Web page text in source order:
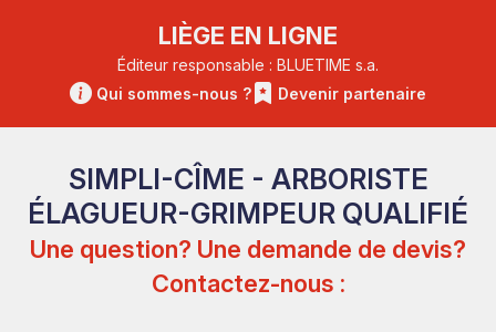
LIÈGE EN LIGNE
Éditeur responsable : BLUETIME s.a.
Qui sommes-nous ?
Devenir partenaire
SIMPLI-CÎME - ARBORISTE
ÉLAGUEUR-GRIMPEUR QUALIFIÉ
Une question? Une demande de devis?
Contactez-nous :